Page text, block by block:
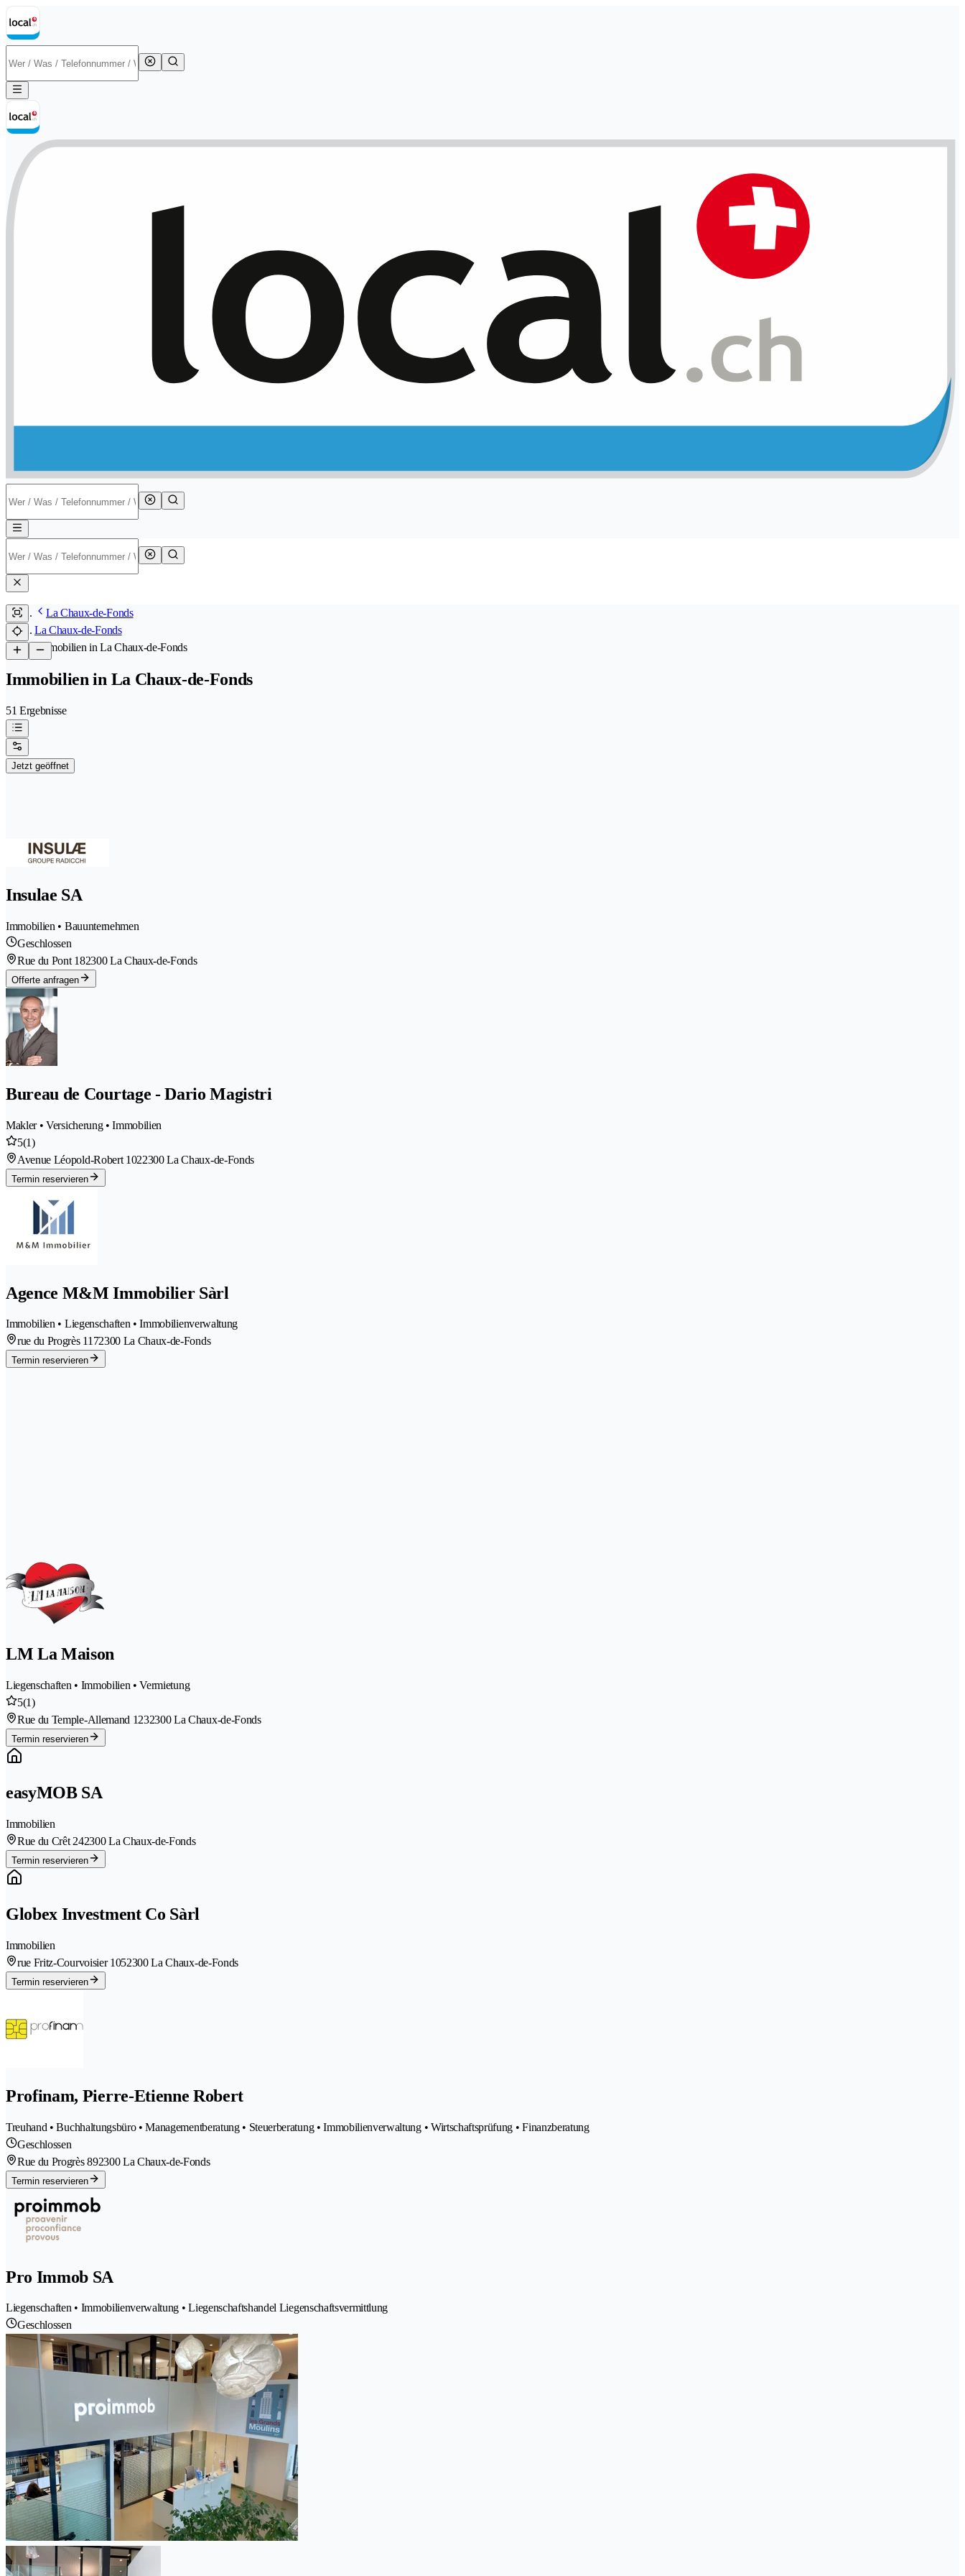
La Chaux-de-Fonds
La Chaux-de-Fonds
/Immobilien in La Chaux-de-Fonds
Immobilien in La Chaux-de-Fonds
51 Ergebnisse
Jetzt geöffnet
Insulae SA
Immobilien • Bauunternehmen
Geschlossen
Rue du Pont 182300 La Chaux-de-Fonds
Offerte anfragen
Bureau de Courtage - Dario Magistri
Makler • Versicherung • Immobilien
5(1)
Avenue Léopold-Robert 1022300 La Chaux-de-Fonds
Termin reservieren
Agence M&M Immobilier Sàrl
Immobilien • Liegenschaften • Immobilienverwaltung
rue du Progrès 1172300 La Chaux-de-Fonds
Termin reservieren
LM La Maison
Liegenschaften • Immobilien • Vermietung
5(1)
Rue du Temple-Allemand 1232300 La Chaux-de-Fonds
Termin reservieren
easyMOB SA
Immobilien
Rue du Crêt 242300 La Chaux-de-Fonds
Termin reservieren
Globex Investment Co Sàrl
Immobilien
rue Fritz-Courvoisier 1052300 La Chaux-de-Fonds
Termin reservieren
Profinam, Pierre-Etienne Robert
Treuhand • Buchhaltungsbüro • Managementberatung • Steuerberatung • Immobilienverwaltung • Wirtschaftsprüfung • Finanzberatung
Geschlossen
Rue du Progrès 892300 La Chaux-de-Fonds
Termin reservieren
Pro Immob SA
Liegenschaften • Immobilienverwaltung • Liegenschaftshandel Liegenschaftsvermittlung
Geschlossen